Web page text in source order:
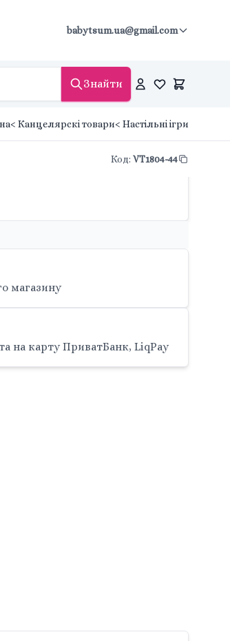
babytsum.ua@gmail.com
Знайти
< Канцелярскі товари< Настільні ігри
Код: VT1804-44
магазину
на карту ПриватБанк, LiqPay